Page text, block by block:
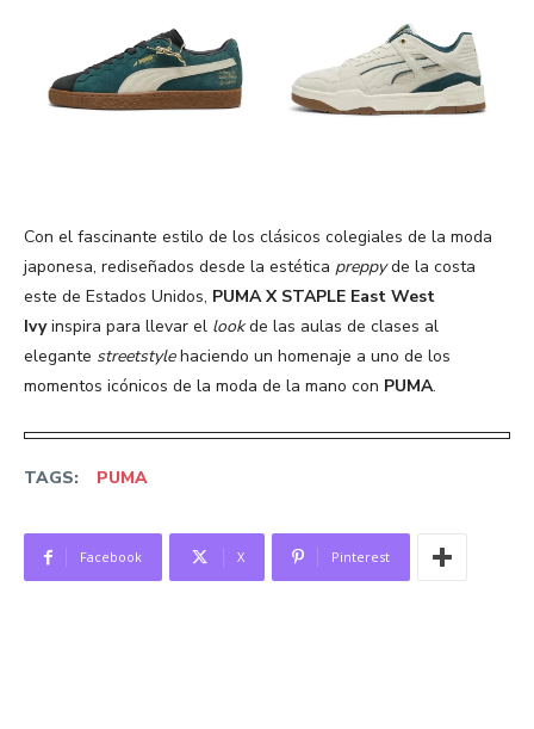
Con el fascinante estilo de los clásicos colegiales de la moda
japonesa, rediseñados desde la estética preppyde la costa
este de Estados Unidos, PUMA X STAPLE East West
Ivyinspira para llevar el lookde las aulas de clases al
elegante streetstylehaciendo un homenaje a uno de los
momentos icónicos de la moda de la mano con PUMA.
TAGS: PUMA
Facebook X Pinterest